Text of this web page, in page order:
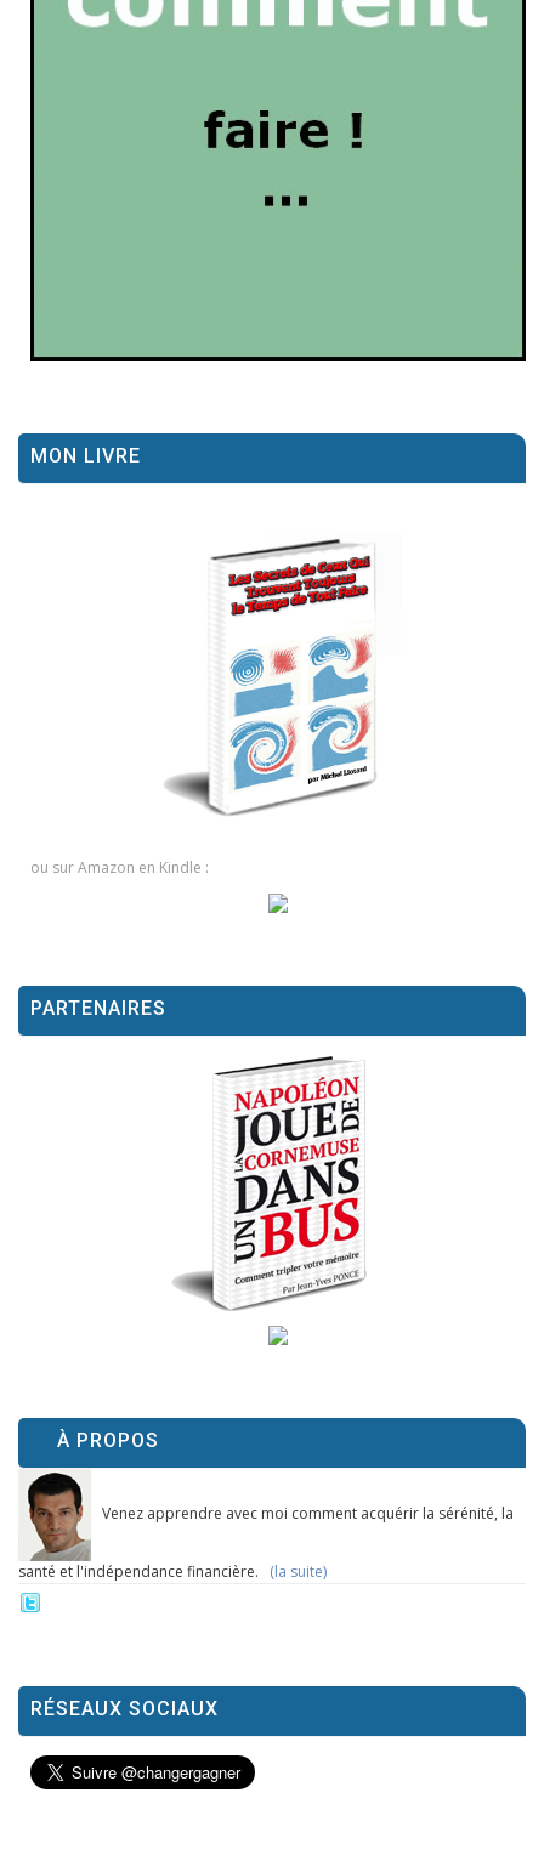
MON LIVRE
ou sur Amazon en Kindle :
PARTENAIRES
À PROPOS
Venez apprendre avec moi comment acquérir la sérénité, la
santé et l'indépendance financière. (la suite)
RÉSEAUX SOCIAUX